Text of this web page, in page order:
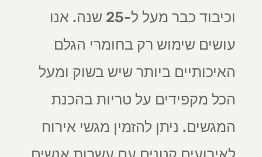
וכיבוד כבר מעל ל-25 שנה. אנו
עושים שימוש רק בחומרי הגלם
האיכותיים ביותר שיש בשוק ומעל
הכל מקפידים על טריות בהכנת
המגשים. ניתן להזמין מגשי אירוח